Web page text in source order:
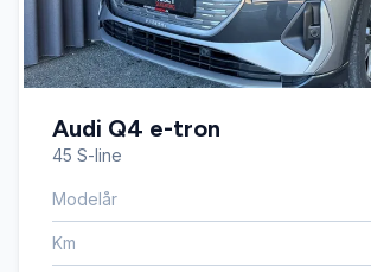
Audi Q4 e-tron
45 S-line
Modelår
Km